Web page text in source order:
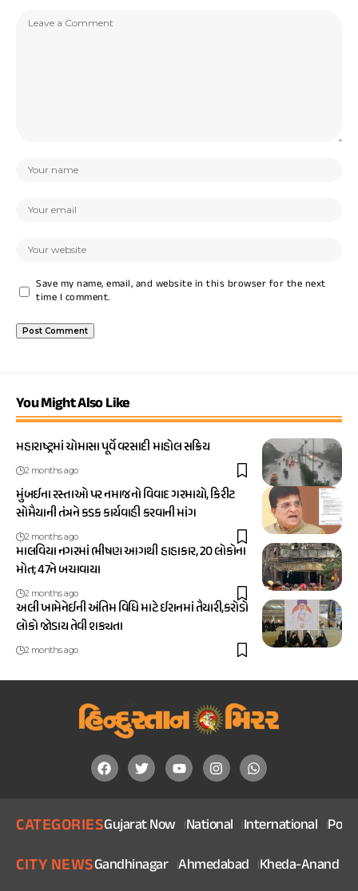
Save my name, email, and website in this browser for the next
time I comment.
You Might Also Like
મહારાષ્ટ્રમાં ચોમાસા પૂર્વે વરસાદી માહોલ સક્રિય
2 months ago
મુંબઈના રસ્તાઓ પર નમાજનો વિવાદ ગરમાયો, કિરીટ
સોમૈયાની તંત્રને કડક કાર્યવાહી કરવાની માંગ
2 months ago
માલવિયા નગરમાં ભીષણ આગથી હાહાકાર, 20 લોકોના
મોત; 47ને બચાવાયા
2 months ago
અલી ખામેનેઈની અંતિમ વિધિ માટે ઈરાનમાં તૈયારી,કરોડો
લોકો જોડાય તેવી શક્યતા
2 months ago
CATEGORIESGujarat Now National International
CITY NEWSGandhinagar Ahmedabad Kheda-Anand